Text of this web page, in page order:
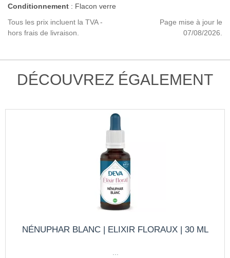
Conditionnement : Flacon verre
Tous les prix incluent la TVA -
hors frais de livraison.
Page mise à jour le
07/08/2026.
DÉCOUVREZ ÉGALEMENT
NÉNUPHAR BLANC | ELIXIR FLORAUX | 30 ML